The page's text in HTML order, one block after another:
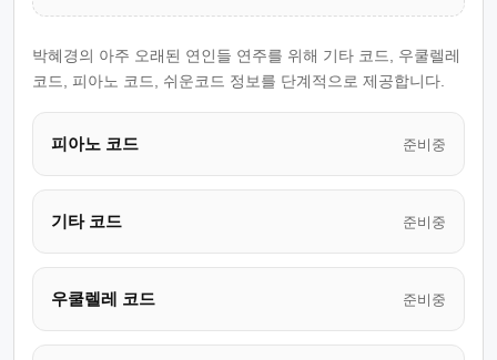
박혜경의 아주 오래된 연인들 연주를 위해 기타 코드, 우쿨렐레
코드, 피아노 코드, 쉬운코드 정보를 단계적으로 제공합니다.
피아노 코드 준비중
기타 코드 준비중
우쿨렐레 코드 준비중